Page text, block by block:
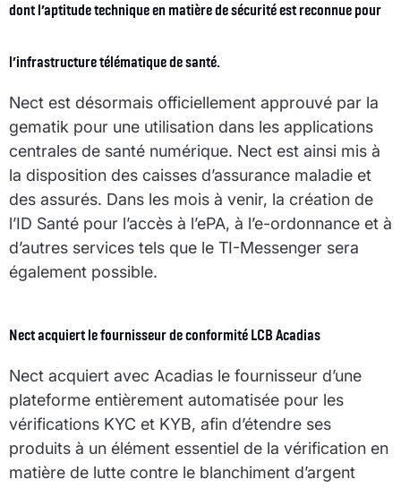
dont l’aptitude technique en matière de sécurité est reconnue pour
l’infrastructure télématique de santé.
Nect est désormais officiellement approuvé par la
gematik pour une utilisation dans les applications
centrales de santé numérique. Nect est ainsi mis à
la disposition des caisses d’assurance maladie et
des assurés. Dans les mois à venir, la création de
l’ID Santé pour l’accès à l’ePA, à l’e-ordonnance et à
d’autres services tels que le TI-Messenger sera
également possible.
Nect acquiert le fournisseur de conformité LCB Acadias
Nect acquiert avec Acadias le fournisseur d’une
plateforme entièrement automatisée pour les
vérifications KYC et KYB, afin d’étendre ses
produits à un élément essentiel de la vérification en
matière de lutte contre le blanchiment d’argent